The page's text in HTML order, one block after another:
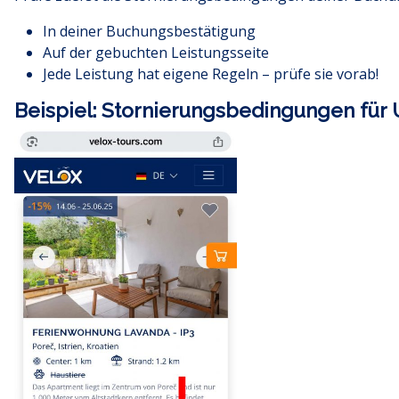
In deiner Buchungsbestätigung
Auf der gebuchten Leistungsseite
Jede Leistung hat eigene Regeln – prüfe sie vorab!
Beispiel: Stornierungsbedingungen für